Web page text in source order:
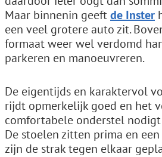
Maar binnenin geeftde Inster
een veel grotere auto zit.
formaat weer wel verdomd
parkeren en manoeuvreren.
De eigentijds en karaktervol
rijdt opmerkelijk goed en het
comfortabele onderstel
De stoelen zitten prima en
zijn de strak tegen elkaar